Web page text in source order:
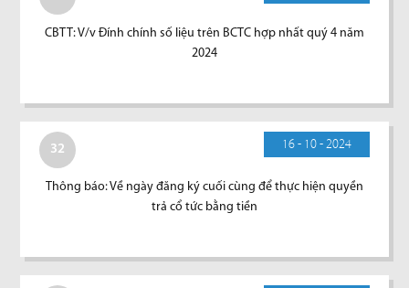
CBTT: V/v Đính chính số liệu trên BCTC hợp nhất quý 4 năm
2024
32 16 - 10 - 2024
Thông báo: Về ngày đăng ký cuối cùng để thực hiện quyền
trả cổ tức bằng tiền